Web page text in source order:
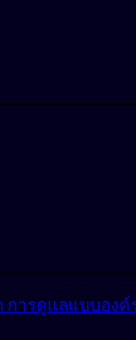
การดูแลแบบ